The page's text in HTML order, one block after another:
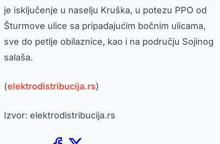
je isključenje u naselju Kruška, u potezu PPO od
Šturmove ulice sa pripadajućim bočnim ulicama,
sve do petlje obilaznice, kao i na području Sojinog
salaša.
(elektrodistribucija.rs)
Izvor: elektrodistribucija.rs